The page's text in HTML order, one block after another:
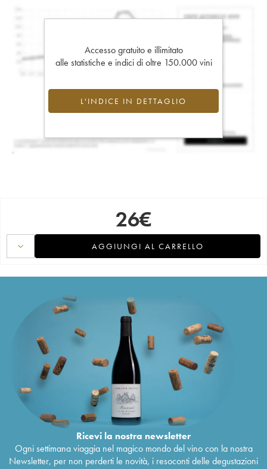
Accesso gratuito e illimitato
alle statistiche e indici di oltre 150.000 vini
L'INDICE IN DETTAGLIO
26€
AGGIUNGI AL CARRELLO
Ricevi la nostra newsletter
Ogni settimana viaggia nel magico mondo del vino con la nostra
Newsletter, per non perderti le novità, i resoconti delle degustazioni